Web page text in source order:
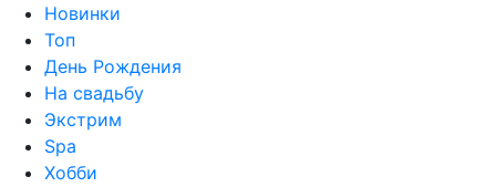
Новинки
Топ
День Рождения
На свадьбу
Экстрим
Spa
Хобби